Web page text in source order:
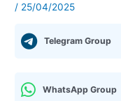
/ 25/04/2025
Telegram Group
WhatsApp Group